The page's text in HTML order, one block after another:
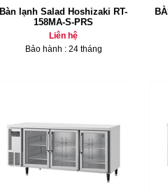
Bàn lạnh Salad Hoshizaki RT-
158MA-S-PRS
Liên hệ
Bảo hành : 24 tháng